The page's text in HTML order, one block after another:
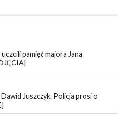
pamięć majora Jana
Juszczyk. Policja prosi o